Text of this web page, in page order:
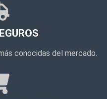
conocidas del mercado.